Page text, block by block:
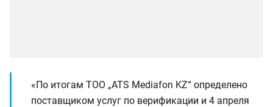
«По итогам ТОО „ATS Mediafon KZ“ определено
поставщиком услуг по верификации и 4 апреля